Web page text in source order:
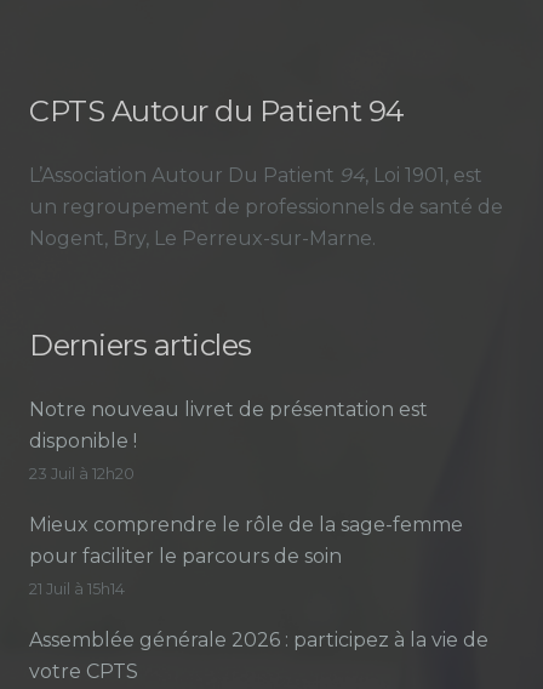
CPTS Autour du Patient 94
L’Association Autour Du Patient 94, Loi 1901, est
un regroupement de professionnels de santé de
Nogent, Bry, Le Perreux-sur-Marne.
Derniers articles
Notre nouveau livret de présentation est
disponible !
23 Juil à 12h20
Mieux comprendre le rôle de la sage-femme
pour faciliter le parcours de soin
21 Juil à 15h14
Assemblée générale 2026 : participez à la vie de
votre CPTS